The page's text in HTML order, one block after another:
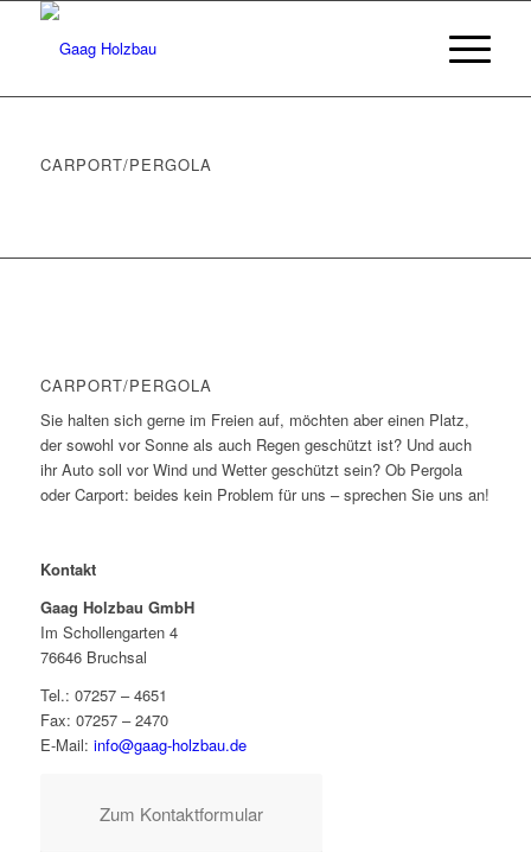
CARPORT/PERGOLA
CARPORT/PERGOLA
Sie halten sich gerne im Freien auf, möchten aber einen Platz,
der sowohl vor Sonne als auch Regen geschützt ist? Und auch
ihr Auto soll vor Wind und Wetter geschützt sein? Ob Pergola
oder Carport: beides kein Problem für uns – sprechen Sie uns an!
Kontakt
Gaag Holzbau GmbH
Im Schollengarten 4
76646 Bruchsal
Tel.: 07257 – 4651
Fax: 07257 – 2470
E-Mail: info@gaag-holzbau.de
Zum Kontaktformular